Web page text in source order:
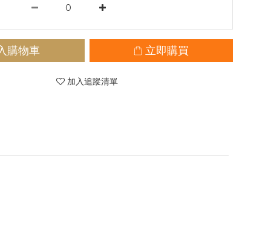
購物車 立即購買
加入追蹤清單